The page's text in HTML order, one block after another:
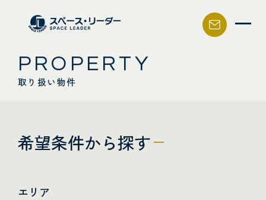
スペース・リーダー
PROPERTY
取り扱い物件
希望条件から探す
エリア